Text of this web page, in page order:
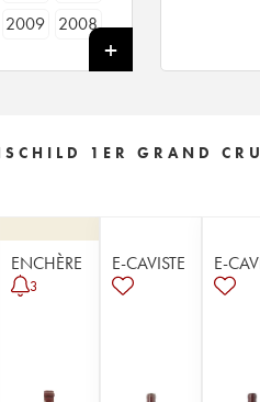
2009
2008
1979
1978
1974
1ER GRAND
ENCHÈRE
3
E-CAVISTE E-